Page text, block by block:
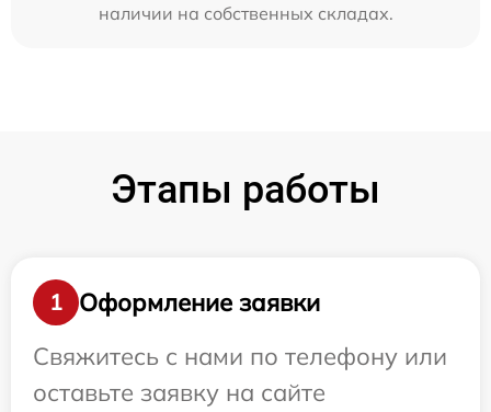
наличии на собственных складах.
Этапы работы
1
Оформление заявки
Свяжитесь с нами по телефону или
оставьте заявку на сайте